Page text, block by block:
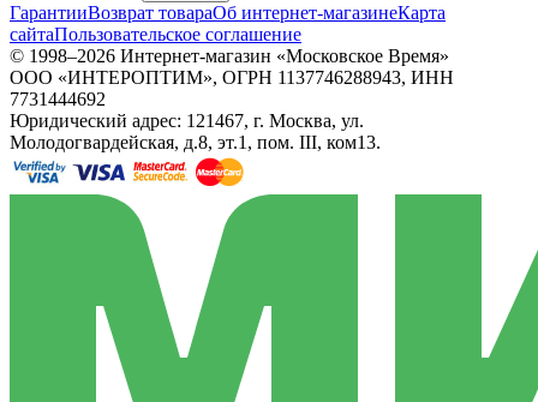
ГарантииВозврат товараОб интернет-магазинеКарта
сайтаПользовательское соглашение
© 1998–2026 Интернет-магазин «Московское Время»
ООО «ИНТЕРОПТИМ», ОГРН 1137746288943, ИНН
7731444692
Юридический адрес: 121467, г. Москва, ул.
Молодогвардейская, д.8, эт.1, пом. III, ком13.